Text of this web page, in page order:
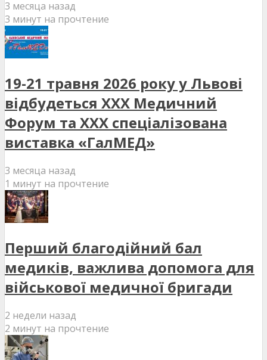
3 месяца назад
3 минут на прочтение
19-21 травня 2026 року у Львові
відбудеться XXX Медичний
Форум та XXX спеціалізована
виставка «ГалМЕД»
3 месяца назад
1 минут на прочтение
Перший благодійний бал
медиків, важлива допомога для
військової медичної бригади
2 недели назад
2 минут на прочтение